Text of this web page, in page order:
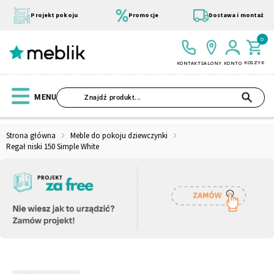
treści
Projekt pokoju Promocje Dostawa i montaż
KONTAKTSALONY KONTO KOSZYK
0
MENU
Strona główna
Meble do pokoju dziewczynki
Regał niski 150 Simple White
Wszystkie Kolekcje
Szafa
Materace